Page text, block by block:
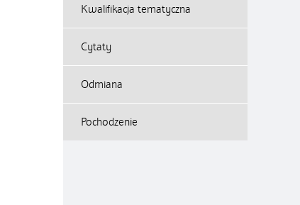
Kwalifikacja tematyczna
Cytaty
Odmiana
Pochodzenie